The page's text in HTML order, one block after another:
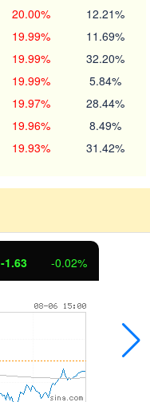
20.00% 12.21%
19.99% 11.69%
19.99% 32.20%
19.99% 5.84%
19.97% 28.44%
19.96% 8.49%
19.93% 31.42%
-1.63 -0.02%